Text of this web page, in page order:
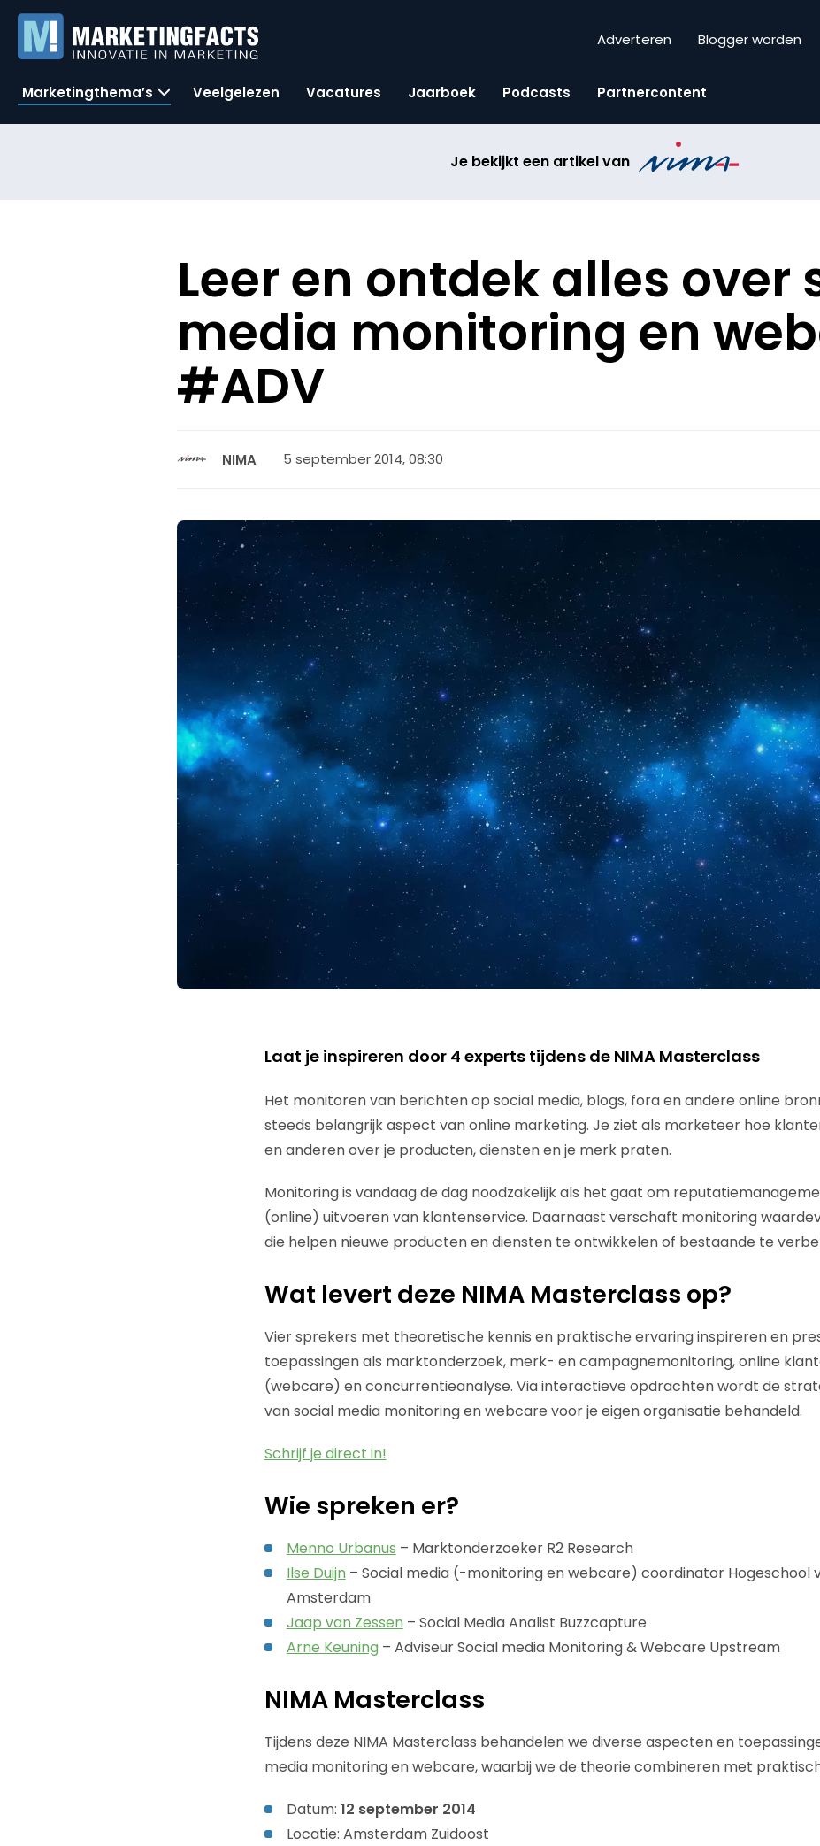
Adverteren Blogger worden
Marketingthema’s Veelgelezen Vacatures Jaarboek Podcasts Partnercontent
Je bekijkt een artikel van
Leer en ontdek alles over
media monitoring en
#ADV
NIMA 5 september 2014, 08:30
Laat je inspireren door 4 experts tijdens de NIMA Masterclass
Het monitoren van berichten op social media, blogs, fora en andere online
steeds belangrijk aspect van online marketing. Je ziet als marketeer hoe
en anderen over je producten, diensten en je merk praten.
Monitoring is vandaag de dag noodzakelijk als het gaat om
(online) uitvoeren van klantenservice. Daarnaast verschaft monitoring
die helpen nieuwe producten en diensten te ontwikkelen of bestaande te
Wat levert deze NIMA Masterclass op?
Vier sprekers met theoretische kennis en praktische ervaring inspireren en
toepassingen als marktonderzoek, merk- en campagnemonitoring, online
(webcare) en concurrentieanalyse. Via interactieve opdrachten wordt de
van social media monitoring en webcare voor je eigen organisatie behandeld.
Schrijf je direct in!
Wie spreken er?
Menno Urbanus – Marktonderzoeker R2 Research
Ilse Duijn – Social media (-monitoring en webcare) coordinator Hogeschool
Amsterdam
Jaap van Zessen – Social Media Analist Buzzcapture
Arne Keuning – Adviseur Social media Monitoring & Webcare Upstream
NIMA Masterclass
Tijdens deze NIMA Masterclass behandelen we diverse aspecten en
media monitoring en webcare, waarbij we de theorie combineren met
Datum: 12 september 2014
Locatie: Amsterdam Zuidoost